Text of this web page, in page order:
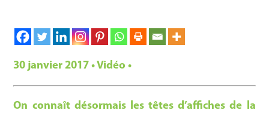
30 janvier 2017 • Vidéo •
On connaît désormais les têtes d’affiches de la